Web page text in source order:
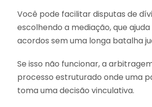
Você pode facilitar disputas de
escolhendo a mediação, que
acordos sem uma longa batalha
Se isso não funcionar, a
processo estruturado onde uma
toma uma decisão vinculativa.